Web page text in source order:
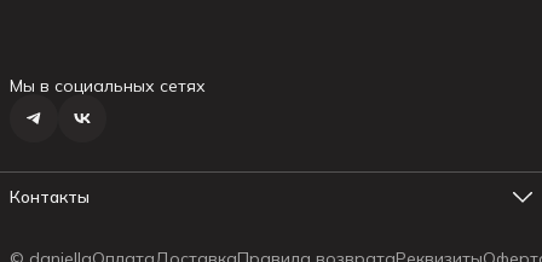
Мы в социальных сетях
Контакты